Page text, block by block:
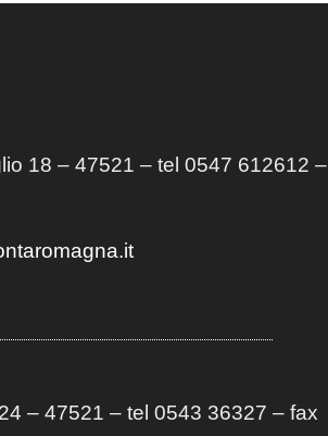
18 – 47521 – tel 0547 612612 –
– 47521 – tel 0543 36327 – fax